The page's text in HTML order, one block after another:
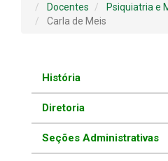
Docentes
Psiquiatria e
Carla de Meis
História
Diretoria
Seções Administrativas